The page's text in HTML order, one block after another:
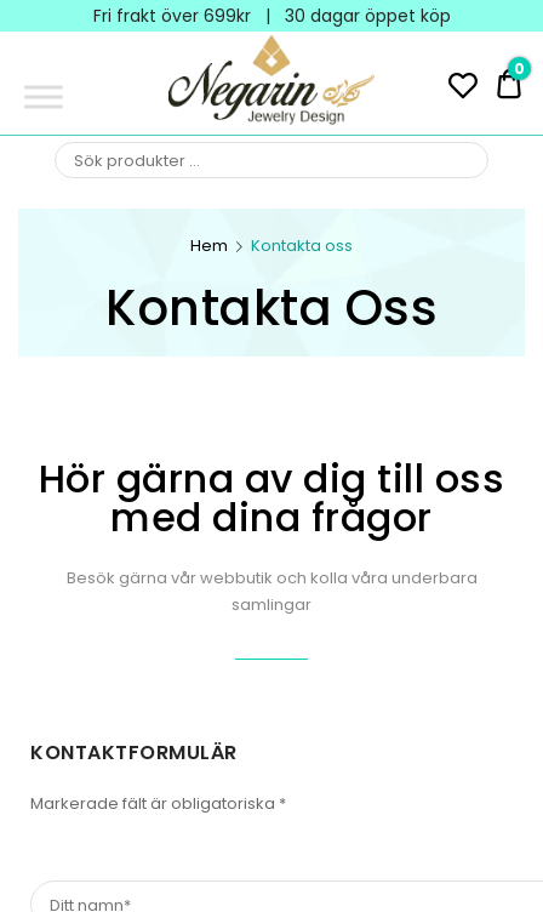
Fri frakt över 699kr | 30 dagar öppet köp
NEGARIN
JEWELRY
DESIGN
Negarin Personalized
Jewelry
0
0
Hem Kontakta oss
Kontakta Oss
Hör gärna av dig till oss
med dina frågor
Besök gärna vår webbutik och kolla våra underbara
samlingar
KONTAKTFORMULÄR
Markerade fält är obligatoriska *